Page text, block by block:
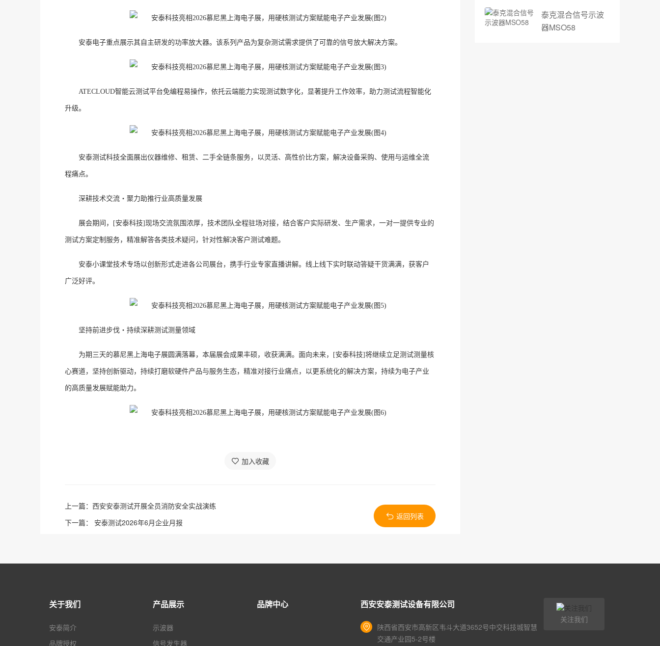
安泰电子重点展示其自主研发的功率放大器。该系列产品为复杂测试需求提供了可靠的信号放大解决方案。
ATECLOUD智能云测试平台免编程易操作，依托云端能力实现测试数字化，显著提升工作效率，助力测试流程智能化
升级。
安泰测试科技全面展出仪器维修、租赁、二手全链条服务，以灵活、高性价比方案，解决设备采购、使用与运维全流
程痛点。
深耕技术交流・聚力助推行业高质量发展
展会期间， [安泰科技]现场交流氛围浓厚，技术团队全程驻场对接，结合客户实际研发、生产需求，一对一提供专业的
测试方案定制服务，精准解答各类技术疑问，针对性解决客户测试难题。
安泰小课堂技术专场以创新形式走进各公司展台，携手行业专家直播讲解。线上线下实时联动答疑干货满满，获客户
广泛好评。
坚持前进步伐・持续深耕测试测量领域
为期三天的慕尼黑上海电子展圆满落幕，本届展会成果丰硕，收获满满。面向未来， [安泰科技]将继续立足测试测量核
心赛道，坚持创新驱动，持续打磨软硬件产品与服务生态，精准对接行业痛点，以更系统化的解决方案，持续为电子产业
的高质量发展赋能助力。
加入收藏
上一篇： 西安安泰测试开展全员消防安全实战演练
下一篇：
安泰测试2026年6月企业月报
返回列表
泰克混合信号示波
器MSO58
关于我们
安泰简介
品牌授权
产品展示
示波器
信号发生器
品牌中心 西安安泰测试设备有限公司
陕西省西安市高新区韦斗大道3652号中交科技城智慧
交通产业园5-2号楼
关注我们